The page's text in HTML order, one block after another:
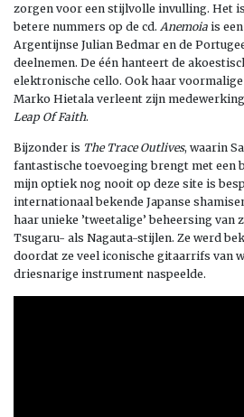
zorgen voor een stijlvolle invulling. Het
betere nummers op de cd. Anemoia is
Argentijnse Julian Bedmar en de
deelnemen. De één hanteert de
elektronische cello. Ook haar
Marko Hietala verleent zijn
Leap Of Faith.
Bijzonder is The Trace Outlives, waarin
fantastische toevoeging brengt met een
mijn optiek nog nooit op deze site is
internationaal bekende Japanse
haar unieke ’tweetalige’ beheersing van
Tsugaru- als Nagauta-stijlen. Ze werd
doordat ze veel iconische gitaarrifs van
driesnarige instrument naspeelde.